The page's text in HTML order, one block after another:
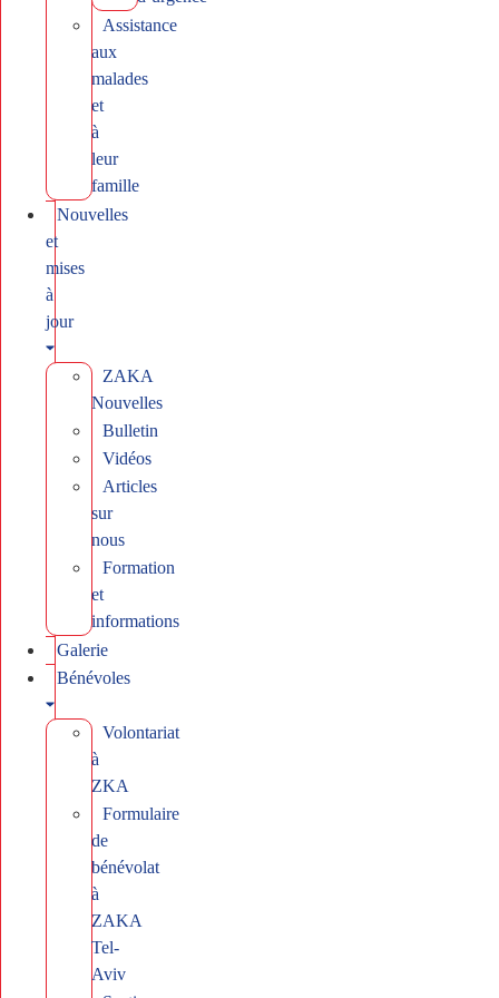
Assistance
aux
malades
et
à
leur
famille
Nouvelles
et
mises
à
jour
ZAKA
Nouvelles
Bulletin
Vidéos
Articles
sur
nous
Formation
et
informations
Galerie
Bénévoles
Volontariat
à
ZKA
Formulaire
de
bénévolat
à
ZAKA
Tel-
Aviv